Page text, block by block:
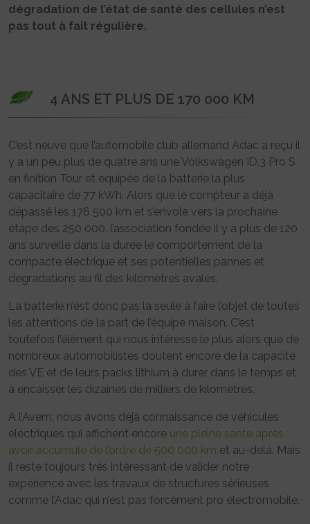
dégradation de l’état de santé des cellules n’est
pas tout à fait régulière.
4 ANS ET PLUS DE 170 000 KM
C’est neuve que l’automobile club allemand Adac a reçu il
y a un peu plus de quatre ans une Volkswagen ID.3 Pro S
en finition Tour et équipée de la batterie la plus
capacitaire de 77 kWh. Alors que le compteur a déjà
dépassé les 176 500 km et s’envole vers la prochaine
étape des 250 000, l’association fondée il y a plus de 120
ans surveille dans la durée le comportement de la
compacte électrique et ses potentielles pannes et
dégradations au fil des kilomètres avalés.
La batterie n’est donc pas la seule à faire l’objet de toutes
les attentions de la part de l’équipe maison. C’est
toutefois l’élément qui nous intéresse le plus alors que de
nombreux automobilistes doutent encore de la capacité
des VE et de leurs packs lithium à durer dans le temps et
à encaisser les dizaines de milliers de kilomètres.
A l’Avem, nous avons déjà connaissance de véhicules
électriques qui affichent encore une pleine santé après
avoir accumulé de l’ordre de 500 000 km et au-delà. Mais
il reste toujours très intéressant de valider notre
expérience avec les travaux de structures sérieuses
comme l’Adac qui n’est pas forcément pro électromobile.